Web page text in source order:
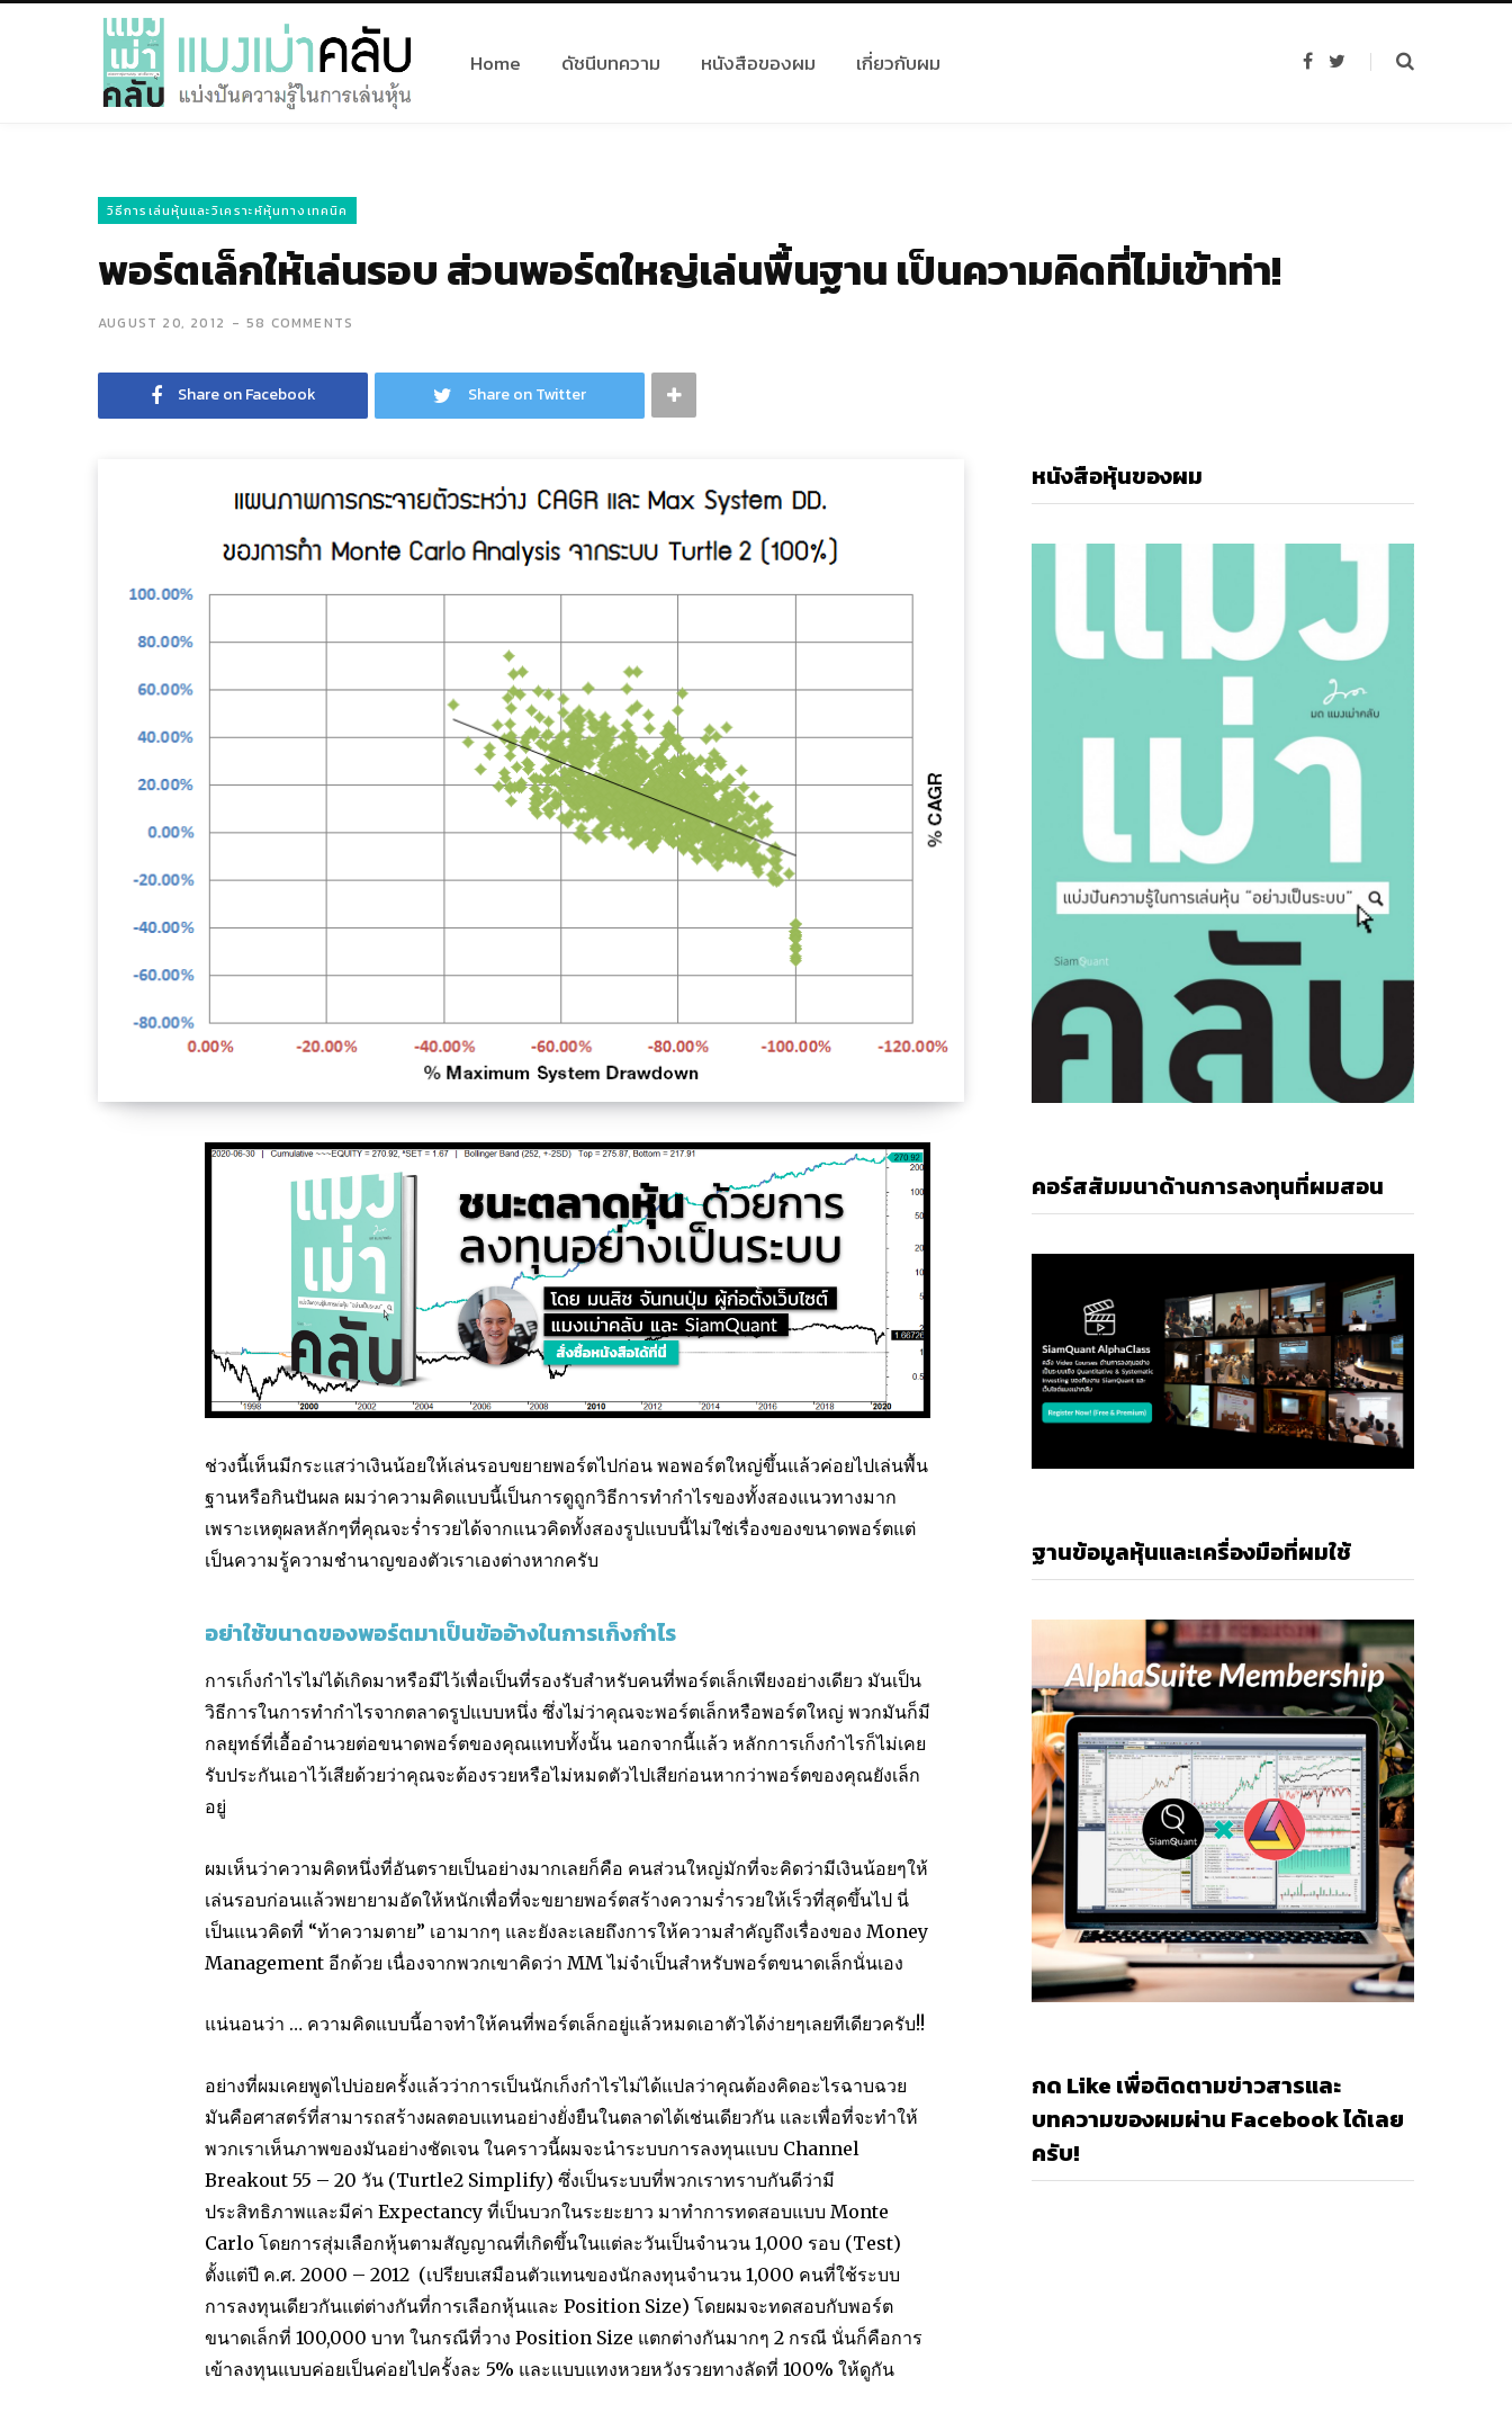
Home ดัชนีบทความ หนังสือของผม เกี่ยวกับผม
F
วิธีการเล่นหุ้นและวิเคราะห์หุ้นทางเทคนิค
พอร์ตเล็กให้เล่นรอบ ส่วนพอร์ตใหญ่เล่นพื้นฐาน เป็นความคิดที่ไม่เข้าท่า!
AUGUST 20, 2012 58 COMMENTS
Share on Facebook Share on Twitter
ช่วงนี้เห็นมีกระแสว่าเงินน้อยให้เล่นรอบขยายพอร์ตไปก่อน พอพอร์ตใหญ่ขึ้นแล้วค่อยไปเล่นพื้น
ฐานหรือกินปันผล ผมว่าความคิดแบบนี้เป็นการดูถูกวิธีการทำกำไรของทั้งสองแนวทางมาก
เพราะเหตุผลหลักๆที่คุณจะร่ำรวยได้จากแนวคิดทั้งสองรูปแบบนี้ไม่ใช่เรื่องของขนาดพอร์ตแต่
เป็นความรู้ความชำนาญของตัวเราเองต่างหากครับ
อย่าใช้ขนาดของพอร์ตมาเป็นข้ออ้างในการเก็งกำไร
การเก็งกำไรไม่ได้เกิดมาหรือมีไว้เพื่อเป็นที่รองรับสำหรับคนที่พอร์ตเล็กเพียงอย่างเดียว มันเป็น
วิธีการในการทำกำไรจากตลาดรูปแบบหนึ่ง ซึ่งไม่ว่าคุณจะพอร์ตเล็กหรือพอร์ตใหญ่ พวกมันก็มี
กลยุทธ์ที่เอื้ออำนวยต่อขนาดพอร์ตของคุณแทบทั้งนั้น นอกจากนี้แล้ว หลักการเก็งกำไรก็ไม่เคย
รับประกันเอาไว้เสียด้วยว่าคุณจะต้องรวยหรือไม่หมดตัวไปเสียก่อนหากว่าพอร์ตของคุณยังเล็ก
อยู่
ผมเห็นว่าความคิดหนึ่งที่อันตรายเป็นอย่างมากเลยก็คือ คนส่วนใหญ่มักที่จะคิดว่ามีเงินน้อยๆให้
เล่นรอบก่อนแล้วพยายามอัดให้หนักเพื่อที่จะขยายพอร์ตสร้างความร่ำรวยให้เร็วที่สุดขึ้นไป นี่
เป็นแนวคิดที่ “ท้าความตาย” เอามากๆ และยังละเลยถึงการให้ความสำคัญถึงเรื่องของ Money
Management อีกด้วย เนื่องจากพวกเขาคิดว่า MM ไม่จำเป็นสำหรับพอร์ตขนาดเล็กนั่นเอง
แน่นอนว่า … ความคิดแบบนี้อาจทำให้คนที่พอร์ตเล็กอยู่แล้วหมดเอาตัวได้ง่ายๆเลยทีเดียวครับ!!
อย่างที่ผมเคยพูดไปบ่อยครั้งแล้วว่าการเป็นนักเก็งกำไรไม่ได้แปลว่าคุณต้องคิดอะไรฉาบฉวย
มันคือศาสตร์ที่สามารถสร้างผลตอบแทนอย่างยั่งยืนในตลาดได้เช่นเดียวกัน และเพื่อที่จะทำให้
พวกเราเห็นภาพของมันอย่างชัดเจน ในคราวนี้ผมจะนำระบบการลงทุนแบบ Channel
Breakout 55 – 20 วัน (Turtle2 Simplify) ซึ่งเป็นระบบที่พวกเราทราบกันดีว่ามี
ประสิทธิภาพและมีค่า Expectancy ที่เป็นบวกในระยะยาว มาทำการทดสอบแบบ Monte
Carlo โดยการสุ่มเลือกหุ้นตามสัญญาณที่เกิดขึ้นในแต่ละวันเป็นจำนวน 1,000 รอบ (Test)
ตั้งแต่ปี ค.ศ. 2000 – 2012 (เปรียบเสมือนตัวแทนของนักลงทุนจำนวน 1,000 คนที่ใช้ระบบ
การลงทุนเดียวกันแต่ต่างกันที่การเลือกหุ้นและ Position Size) โดยผมจะทดสอบกับพอร์ต
ขนาดเล็กที่ 100,000 บาท ในกรณีที่วาง Position Size แตกต่างกันมากๆ 2 กรณี นั่นก็คือการ
เข้าลงทุนแบบค่อยเป็นค่อยไปครั้งละ 5% และแบบแทงหวยหวังรวยทางลัดที่ 100% ให้ดูกัน
หนังสือหุ้นของผม
คอร์สสัมมนาด้านการลงทุนที่ผมสอน
ฐานข้อมูลหุ้นและเครื่องมือที่ผมใช้
กด Like เพื่อติดตามข่าวสารและ
บทความของผมผ่าน Facebook ได้เลย
ครับ!